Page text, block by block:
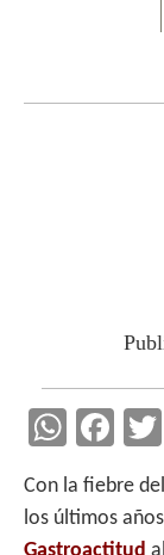
W
h
at
s
F
ac
e
b
Con la fiebre del
los últimos